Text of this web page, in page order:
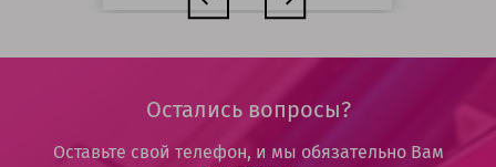
Остались вопросы?
Оставьте свой телефон, и мы обязательно Вам